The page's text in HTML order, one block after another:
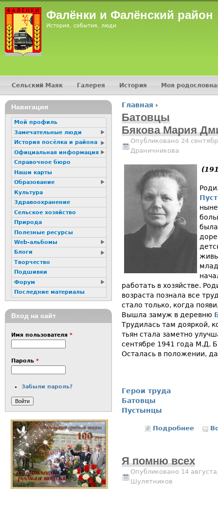
Фалёнки и Фалёнский район
История, события, люди
Вы здесь
Главная ›
Батовцы
Бякова Мария
Опубликовано 24
Драничникова
работать в хозяйстве.
возраста познала все
стало только, когда
Вышла замуж в деревню
Трудилась там дояркой,
тьян стала заметно
сентяб­ре 1941 года М.Д.
Осталась в положении,
Герои труда
Батовцы
Пустынцы
Подробнее о
Я помню всех
Опубликовано 14
Шулятников
Главное меню
Сельский Маяк Галерея История Моя
16+
Навигация
Мой профиль
Замечательные люди
История посёлка и района
Официальная информация
Справочное бюро
Наши карты
Образование
Культура
Здравоохранение
Сельское хозяйство
Природа
Полезные ресурсы
Web-альбомы
Блоги
Творчество
Подшивки
Форум
Последние материалы
Вход на сайт
Имя пользователя *
Пароль *
Забыли пароль?